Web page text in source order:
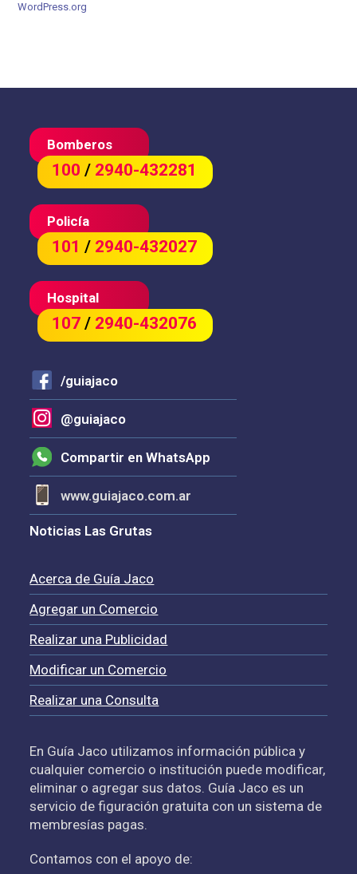
WordPress.org
Bomberos
100/ 2940-432281
Policía
101/ 2940-432027
Hospital
107/ 2940-432076
/guiajaco
@guiajaco
Compartir en WhatsApp
www.guiajaco.com.ar
Noticias Las Grutas
Acerca de Guía Jaco
Agregar un Comercio
Realizar una Publicidad
Modificar un Comercio
Realizar una Consulta
En Guía Jaco utilizamos información pública y
cualquier comercio o institución puede modificar,
eliminar o agregar sus datos. Guía Jaco es un
servicio de figuración gratuita con un sistema de
membresías pagas.
Contamos con el apoyo de: